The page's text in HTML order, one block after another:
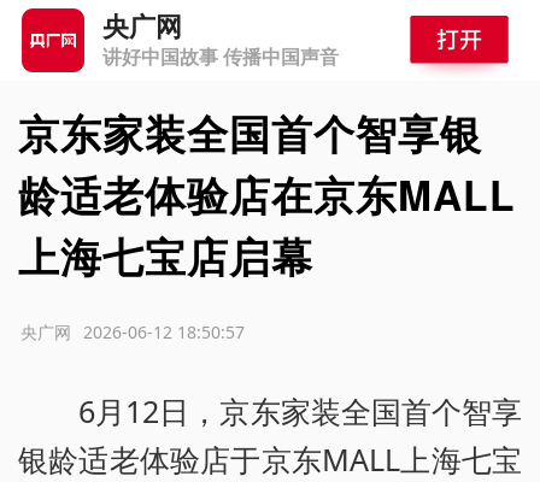
央广网
讲好中国故事 传播中国声音
京东家装全国首个智享银
龄适老体验店在京东MALL
上海七宝店启幕
2026-06-12 18:50:57
央广网
6月12日，京东家装全国首个智享
银龄适老体验店于京东MALL上海七宝